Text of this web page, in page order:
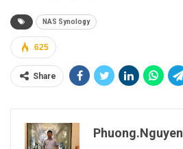
NAS Synology
625
Share
Phuong.nguyen